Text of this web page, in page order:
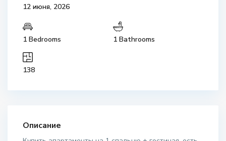
12 июня, 2026
1 Bedrooms 1 Bathrooms
138
Описание